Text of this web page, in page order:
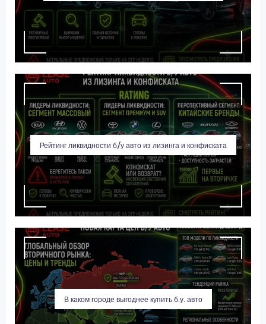
Рейтинг ликвидности б/у авто из лизинга и конфиската
В каком городе выгоднее купить б.у. авто